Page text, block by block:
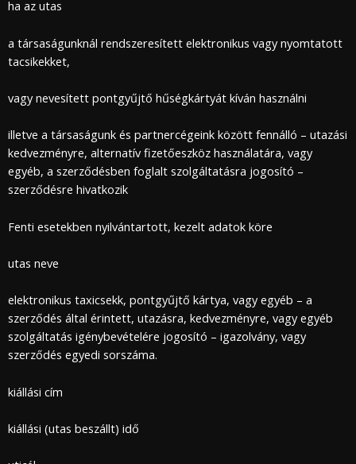
ha az utas
a társaságunknál rendszeresített elektronikus vagy nyomtatott
tacsikekket,
vagy nevesített pontgyűjtő hűségkártyát kíván használni
illetve a társaságunk és partnercégeink között fennálló – utazási
kedvezményre, alternatív fizetőeszköz használatára, vagy
egyéb, a szerződésben foglalt szolgáltatásra jogosító –
szerződésre hivatkozik
Fenti esetekben nyilvántartott, kezelt adatok köre
utas neve
elektronikus taxicsekk, pontgyűjtő kártya, vagy egyéb – a
szerződés által érintett, utazásra, kedvezményre, vagy egyéb
szolgáltatás igénybevételére jogosító – igazolvány, vagy
szerződés egyedi sorszáma.
kiállási cím
kiállási (utas beszállt) idő